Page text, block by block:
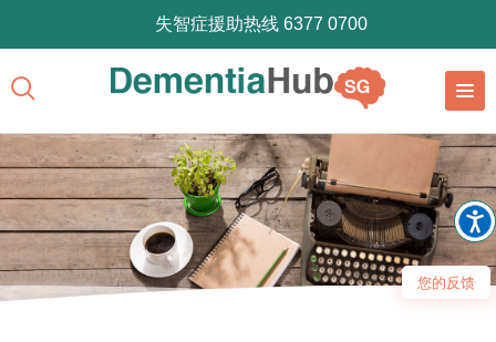
您的反馈
失智症援助热线 6377 0700